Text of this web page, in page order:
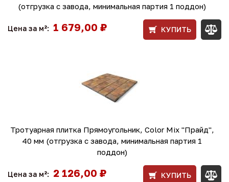
(отгрузка с завода, минимальная партия 1 поддон)
Цена за м²: 1 679,00 ₽ КУПИТЬ
Тротуарная плитка Прямоугольник, Color Mix "Прайд",
40 мм (отгрузка с завода, минимальная партия 1
поддон)
Цена за м²: 2 126,00 ₽ КУПИТЬ